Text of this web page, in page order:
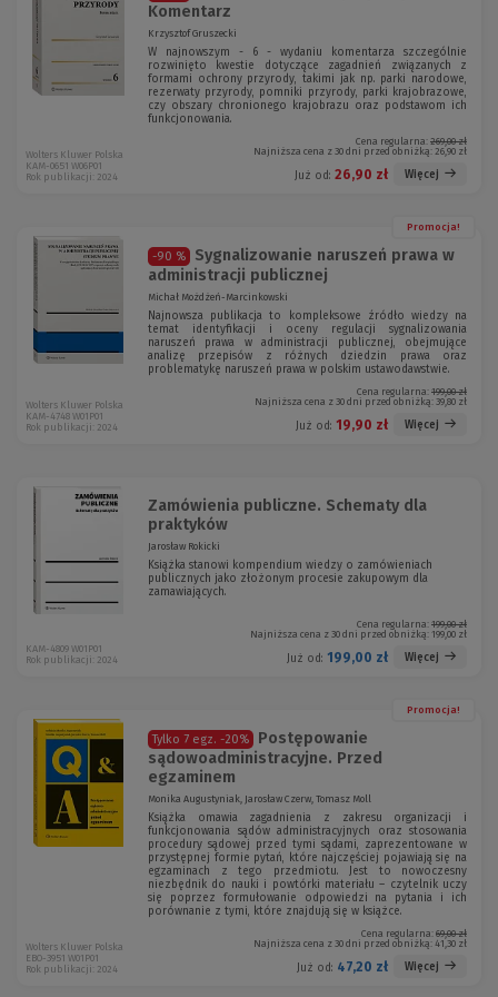
Komentarz
Krzysztof Gruszecki
W najnowszym - 6 - wydaniu komentarza szczególnie
rozwinięto kwestie dotyczące zagadnień związanych z
formami ochrony przyrody, takimi jak np. parki narodowe,
rezerwaty przyrody, pomniki przyrody, parki krajobrazowe,
czy obszary chronionego krajobrazu oraz podstawom ich
funkcjonowania.
Cena regularna: 269,00 zł
Najniższa cena z 30 dni przed obniżką: 26,90 zł
Już od: 26,90 zł Więcej
Wolters Kluwer Polska
KAM-0651 W06P01
Rok publikacji: 2024
Promocja!
-90 %
Sygnalizowanie naruszeń prawa w
administracji publicznej
Michał Możdżeń-Marcinkowski
Najnowsza publikacja to kompleksowe źródło wiedzy na
temat identyfikacji i oceny regulacji sygnalizowania
naruszeń prawa w administracji publicznej, obejmujące
analizę przepisów z różnych dziedzin prawa oraz
problematykę naruszeń prawa w polskim ustawodawstwie.
Cena regularna: 199,00 zł
Najniższa cena z 30 dni przed obniżką: 39,80 zł
Już od: 19,90 zł Więcej
Wolters Kluwer Polska
KAM-4748 W01P01
Rok publikacji: 2024
Zamówienia publiczne. Schematy dla
praktyków
Jarosław Rokicki
Książka stanowi kompendium wiedzy o zamówieniach
publicznych jako złożonym procesie zakupowym dla
zamawiających.
Cena regularna: 199,00 zł
Najniższa cena z 30 dni przed obniżką: 199,00 zł
Już od: 199,00 zł Więcej
KAM-4809 W01P01
Rok publikacji: 2024
Promocja!
Tylko 7 egz. -20%
Postępowanie
sądowoadministracyjne. Przed
egzaminem
Monika Augustyniak, Jarosław Czerw, Tomasz Moll
Książka omawia zagadnienia z zakresu organizacji i
funkcjonowania sądów administracyjnych oraz stosowania
procedury sądowej przed tymi sądami, zaprezentowane w
przystępnej formie pytań, które najczęściej pojawiają się na
egzaminach z tego przedmiotu. Jest to nowoczesny
niezbędnik do nauki i powtórki materiału – czytelnik uczy
się poprzez formułowanie odpowiedzi na pytania i ich
porównanie z tymi, które znajdują się w książce.
Cena regularna: 69,00 zł
Najniższa cena z 30 dni przed obniżką: 41,30 zł
Już od: 47,20 zł Więcej
Wolters Kluwer Polska
EBO-3951 W01P01
Rok publikacji: 2024